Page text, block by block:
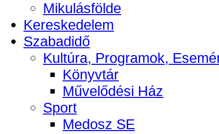
Mikulásfölde
Kereskedelem
Szabadidő
Kultúra, Programok,
Könyvtár
Művelődési Ház
Sport
Medosz SE